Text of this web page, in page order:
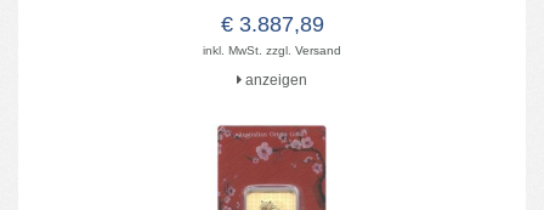
€ 3.887,89
anzeigen
inkl. MwSt. zzgl. Versand